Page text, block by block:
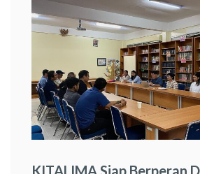
KITALIMA Siap Berperan